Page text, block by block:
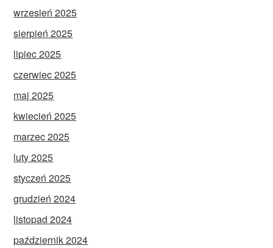
wrzesień 2025
sierpień 2025
lipiec 2025
czerwiec 2025
maj 2025
kwiecień 2025
marzec 2025
luty 2025
styczeń 2025
grudzień 2024
listopad 2024
październik 2024